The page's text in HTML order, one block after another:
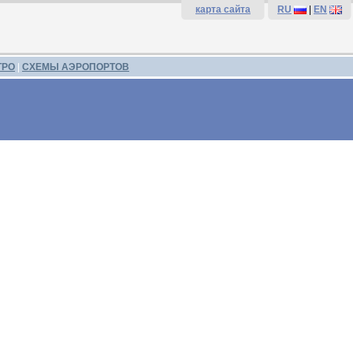
карта сайта RU EN
СХЕМЫ АЭРОПОРТОВ